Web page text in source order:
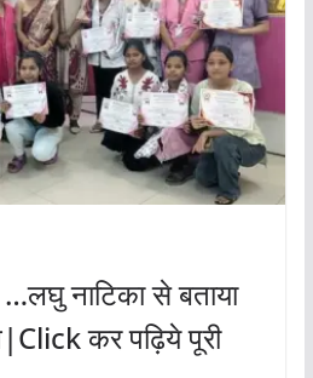
नाटिका से बताया
कर पढ़िये पूरी